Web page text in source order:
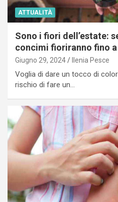
ATTUALITÀ
Sono i fiori dell’estate:
concimi fioriranno fino
Giugno 29, 2024 Ilenia Pesce
Voglia di dare un tocco di
rischio di fare un…